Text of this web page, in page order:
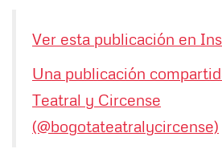
Ver esta publicación en
Una publicación
Teatral y Circense
(@bogotateatralycircense)